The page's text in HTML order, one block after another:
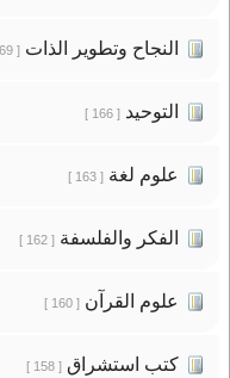
النجاح وتطوير الذات[ 169 ]
التوحيد[ 166 ]
علوم لغة[ 163 ]
الفكر والفلسفة[ 162 ]
علوم القرآن[ 160 ]
كتب استشراق[ 158 ]